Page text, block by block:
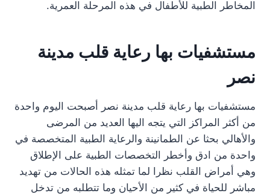
المخاطر الطبية للأطفال في هذه المرحلة العمرية.
مستشفيات بها رعاية قلب مدينة
نصر
مستشفيات بها رعاية قلب مدينة نصر أصبحت اليوم واحدة
من أكثر المراكز التي يتجه اليها العديد من المرضى
والأهالي بحثا عن الطمانينة والرعاية الطبية المتخصصة في
واحدة من ادق وأخطر التخصصات الطبية على الإطلاق
وهي أمراض القلب نظرا لما تمثله هذه الحالات من تهديد
مباشر للحياة في كثير من الأحيان وما تتطلبه من تدخل